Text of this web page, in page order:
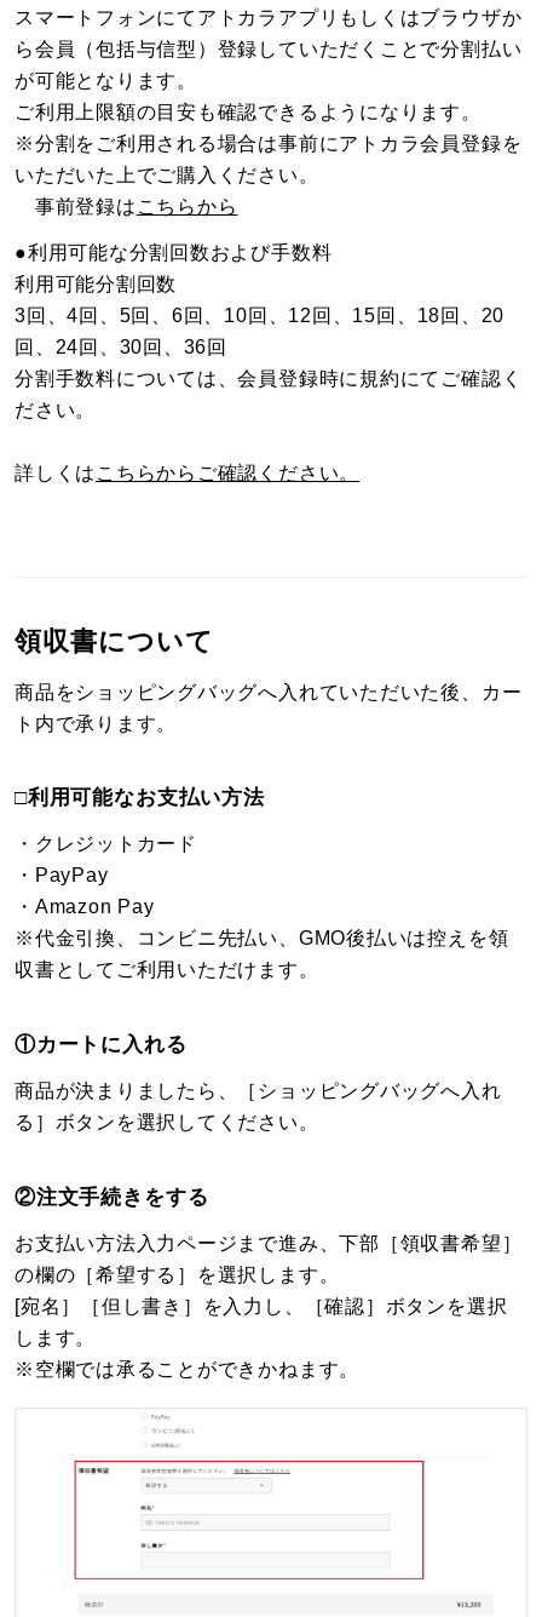
スマートフォンにてアトカラアプリもしくはブラウザか
ら会員（包括与信型）登録していただくことで分割払い
が可能となります。
ご利用上限額の目安も確認できるようになります。
※分割をご利用される場合は事前にアトカラ会員登録を
いただいた上でご購入ください。
事前登録は こちらから
●利用可能な分割回数および手数料
利用可能分割回数
3回、4回、5回、6回、10回、12回、15回、18回、20
回、24回、30回、36回
分割手数料については、会員登録時に規約にてご確認く
ださい。
詳しくは こちらからご確認ください。
領収書について
商品をショッピングバッグへ入れていただいた後、カー
ト内で承ります。
□利用可能なお支払い方法
・クレジットカード
・PayPay
・Amazon Pay
※代金引換、コンビニ先払い、GMO後払いは控えを領
収書としてご利用いただけます。
①カートに入れる
商品が決まりましたら、［ショッピングバッグへ入れ
る］ボタンを選択してください。
②注文手続きをする
お支払い方法入力ページまで進み、下部［領収書希望］
の欄の［希望する］を選択します。
[宛名］［但し書き］を入力し、［確認］ボタンを選択
します。
※空欄では承ることができかねます。